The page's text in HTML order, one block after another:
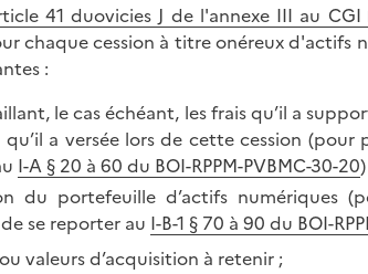
41 duovicies J de l'annexe III au CGI
chaque cession à titre onéreux d'actifs
:
le cas échéant, les frais qu’il a
a versée lors de cette cession
I-A § 20 à 60 du BOI-RPPM-PVBMC-30-20
du portefeuille d’actifs numériques
se reporter au I-B-1 § 70 à 90 du BOI-
valeurs d’acquisition à retenir ;